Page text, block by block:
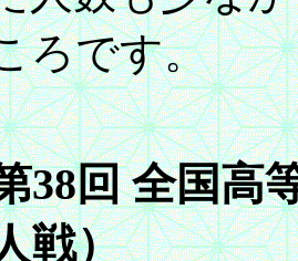
ろです。
38回 全国高
戦）